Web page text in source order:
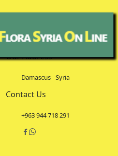
Our Address
Damascus - Syria
Contact Us
+963 944 718 291